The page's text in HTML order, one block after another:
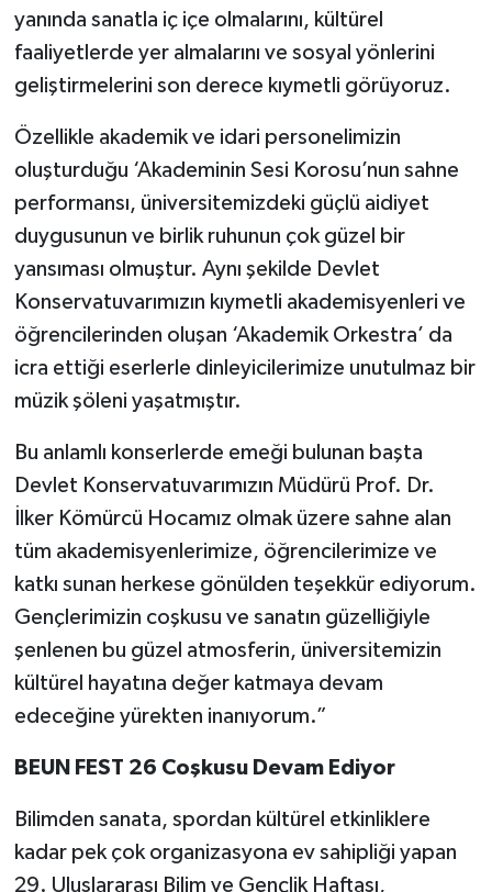
yanında sanatla iç içe olmalarını, kültürel
faaliyetlerde yer almalarını ve sosyal yönlerini
geliştirmelerini son derece kıymetli görüyoruz.
Özellikle akademik ve idari personelimizin
oluşturduğu ‘Akademinin Sesi Korosu’nun sahne
performansı, üniversitemizdeki güçlü aidiyet
duygusunun ve birlik ruhunun çok güzel bir
yansıması olmuştur. Aynı şekilde Devlet
Konservatuvarımızın kıymetli akademisyenleri ve
öğrencilerinden oluşan ‘Akademik Orkestra’ da
icra ettiği eserlerle dinleyicilerimize unutulmaz bir
müzik şöleni yaşatmıştır.
Bu anlamlı konserlerde emeği bulunan başta
Devlet Konservatuvarımızın Müdürü Prof. Dr.
İlker Kömürcü Hocamız olmak üzere sahne alan
tüm akademisyenlerimize, öğrencilerimize ve
katkı sunan herkese gönülden teşekkür ediyorum.
Gençlerimizin coşkusu ve sanatın güzelliğiyle
şenlenen bu güzel atmosferin, üniversitemizin
kültürel hayatına değer katmaya devam
edeceğine yürekten inanıyorum.”
BEUN FEST 26 Coşkusu Devam Ediyor
Bilimden sanata, spordan kültürel etkinliklere
kadar pek çok organizasyona ev sahipliği yapan
29. Uluslararası Bilim ve Gençlik Haftası,